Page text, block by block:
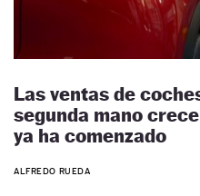
Las ventas de
segunda mano
ya ha comenzado
ALFREDO RUEDA